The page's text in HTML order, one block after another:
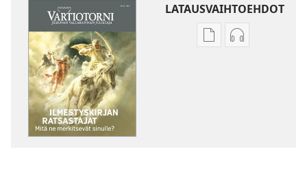
LATAUSVAIHTOEHDOT
JulkaisujenÄänitteiden